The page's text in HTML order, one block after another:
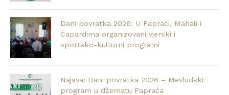
Dani povratka 2026: U Papraći, Mahali i
Capardima organizovani vjerski i
sportsko-kulturni programi
Najava: Dani povratka 2026 – Mevludski
program u džematu Papraća